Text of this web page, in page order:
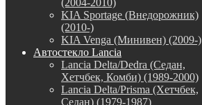
KIA Sportage (Внедорожник)
(2010-)
KIA Venga (Минивен) (2009-)
Автостекло Lancia
Lancia Delta/Dedra (Седан,
Хетчбек, Комби) (1989-2000)
Lancia Delta/Prisma (Хетчбек,
Седан) (1979-1987)